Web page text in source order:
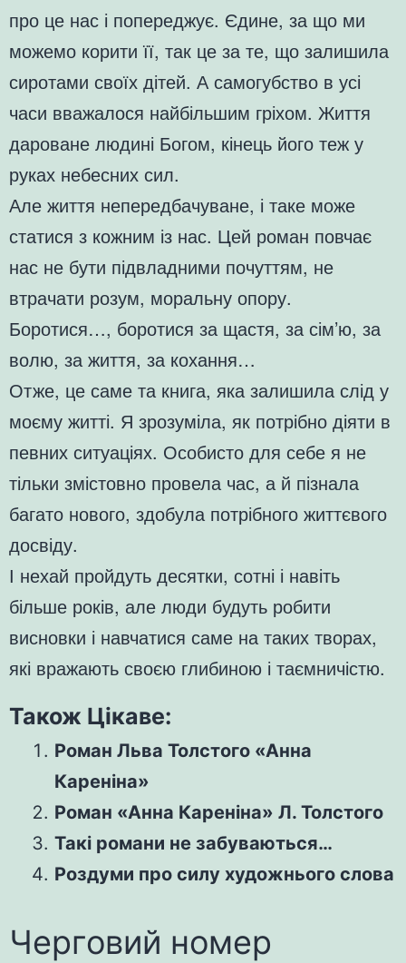
про це нас і попереджує. Єдине, за що ми
можемо корити її, так це за те, що залишила
сиротами своїх дітей. А самогубство в усі
часи вважалося найбільшим гріхом. Життя
дароване людині Богом, кінець його теж у
руках небесних сил.
Але життя непередбачуване, і таке може
статися з кожним із нас. Цей роман повчає
нас не бути підвладними почуттям, не
втрачати розум, моральну опору.
Боротися…, боротися за щастя, за сім’ю, за
волю, за життя, за кохання…
Отже, це саме та книга, яка залишила слід у
моєму житті. Я зрозуміла, як потрібно діяти в
певних ситуаціях. Особисто для себе я не
тільки змістовно провела час, а й пізнала
багато нового, здобула потрібного життєвого
досвіду.
І нехай пройдуть десятки, сотні і навіть
більше років, але люди будуть робити
висновки і навчатися саме на таких творах,
які вражають своєю глибиною і таємничістю.
Також Цікаве:
Роман Льва Толстого «Анна
Кареніна»
Роман «Анна Кареніна» Л. Толстого
Такі романи не забуваються…
Роздуми про силу художнього слова
Черговий номер